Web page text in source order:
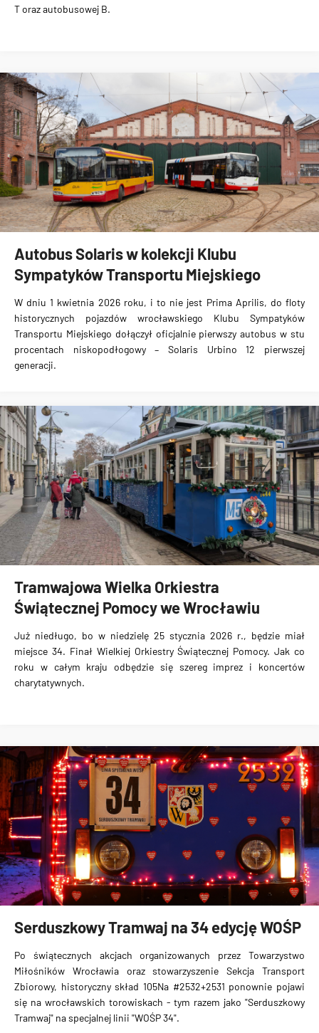
T oraz autobusowej B.
Autobus Solaris w kolekcji Klubu
Sympatyków Transportu Miejskiego
W dniu 1 kwietnia 2026 roku, i to nie jest Prima Aprilis, do floty
historycznych pojazdów wrocławskiego Klubu Sympatyków
Transportu Miejskiego dołączył oficjalnie pierwszy autobus w stu
procentach niskopodłogowy – Solaris Urbino 12 pierwszej
generacji.
Tramwajowa Wielka Orkiestra
Świątecznej Pomocy we Wrocławiu
Już niedługo, bo w niedzielę 25 stycznia 2026 r., będzie miał
miejsce 34. Finał Wielkiej Orkiestry Świątecznej Pomocy. Jak co
roku w całym kraju odbędzie się szereg imprez i koncertów
charytatywnych.
Serduszkowy Tramwaj na 34 edycję WOŚP
Po świątecznych akcjach organizowanych przez Towarzystwo
Miłośników Wrocławia oraz stowarzyszenie Sekcja Transport
Zbiorowy, historyczny skład 105Na #2532+2531 ponownie pojawi
się na wrocławskich torowiskach - tym razem jako "Serduszkowy
Tramwaj" na specjalnej linii "WOŚP 34".